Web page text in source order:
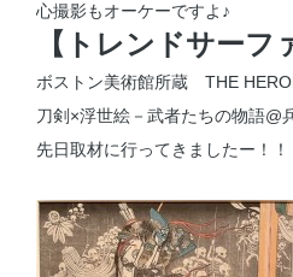
心撮影もオーケーですよ♪
【トレンドサーフ
ボストン美術館所蔵 THE
刀剣×浮世絵－武者たちの物語@
先日取材に行ってきましたー！！